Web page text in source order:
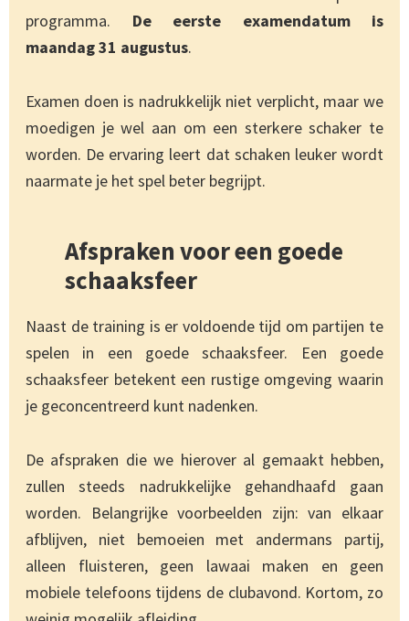
programma. De eerste examendatum is
maandag 31 augustus.
Examen doen is nadrukkelijk niet verplicht, maar we
moedigen je wel aan om een sterkere schaker te
worden. De ervaring leert dat schaken leuker wordt
naarmate je het spel beter begrijpt.
Afspraken voor een goede
schaaksfeer
Naast de training is er voldoende tijd om partijen te
spelen in een goede schaaksfeer. Een goede
schaaksfeer betekent een rustige omgeving waarin
je geconcentreerd kunt nadenken.
De afspraken die we hierover al gemaakt hebben,
zullen steeds nadrukkelijke gehandhaafd gaan
worden. Belangrijke voorbeelden zijn: van elkaar
afblijven, niet bemoeien met andermans partij,
alleen fluisteren, geen lawaai maken en geen
mobiele telefoons tijdens de clubavond. Kortom, zo